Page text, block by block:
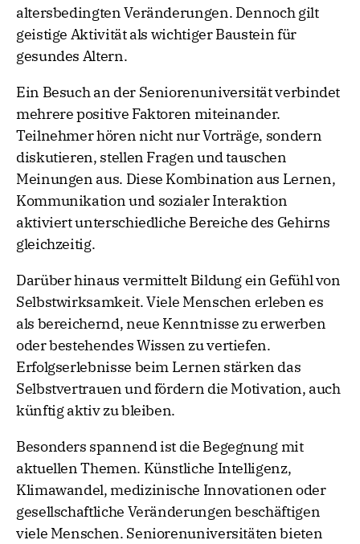
altersbedingten Veränderungen. Dennoch gilt
geistige Aktivität als wichtiger Baustein für
gesundes Altern.
Ein Besuch an der Seniorenuniversität verbindet
mehrere positive Faktoren miteinander.
Teilnehmer hören nicht nur Vorträge, sondern
diskutieren, stellen Fragen und tauschen
Meinungen aus. Diese Kombination aus Lernen,
Kommunikation und sozialer Interaktion
aktiviert unterschiedliche Bereiche des Gehirns
gleichzeitig.
Darüber hinaus vermittelt Bildung ein Gefühl von
Selbstwirksamkeit. Viele Menschen erleben es
als bereichernd, neue Kenntnisse zu erwerben
oder bestehendes Wissen zu vertiefen.
Erfolgserlebnisse beim Lernen stärken das
Selbstvertrauen und fördern die Motivation, auch
künftig aktiv zu bleiben.
Besonders spannend ist die Begegnung mit
aktuellen Themen. Künstliche Intelligenz,
Klimawandel, medizinische Innovationen oder
gesellschaftliche Veränderungen beschäftigen
viele Menschen. Seniorenuniversitäten bieten